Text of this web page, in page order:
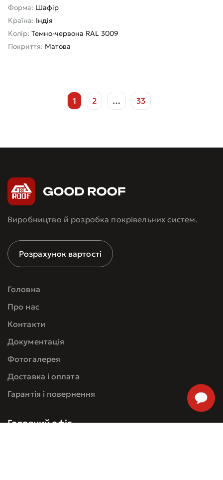
Форма: Шафір
Країна: Індія
Колір: Темно-червона RAL 3009
Покриття: Матова
1 2 … 33
Виробництво й розробка покрівельних систем.
Розрахунок вартості
Головна
Про нас
Контакти
Документація
Фотогалерея
Доставка і оплата
Гарантія і повернення
Головний офіс